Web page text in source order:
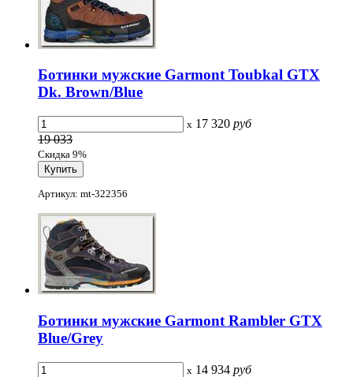
Ботинки мужские Garmont Toubkal GTX
Dk. Brown/Blue
x 17 320 руб
19 033
Скидка 9%
Артикул: mt-322356
Ботинки мужские Garmont Rambler GTX
Blue/Grey
x 14 934 руб